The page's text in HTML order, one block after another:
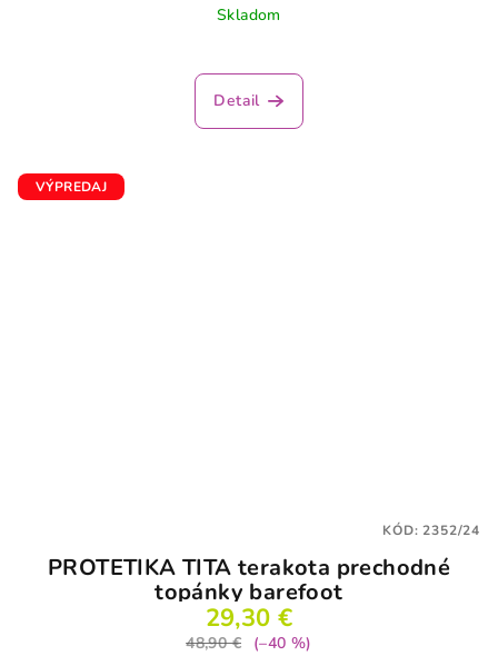
Skladom
Detail
VÝPREDAJ
PROTETIKA TITA terakota prechodné
topánky barefoot
29,30 €
48,90 €
(–40 %)
KÓD:2352/24